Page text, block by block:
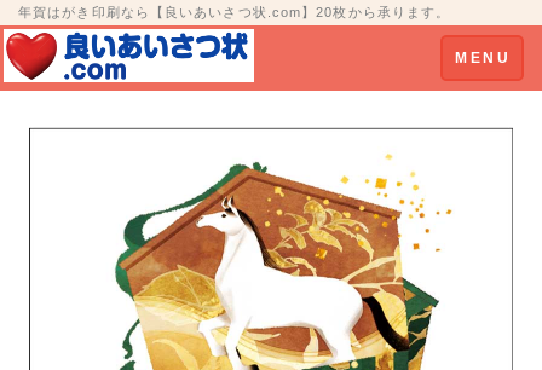
年賀はがき印刷なら【良いあいさつ状.com】20枚から承ります。
Toggle
navigation
MENU